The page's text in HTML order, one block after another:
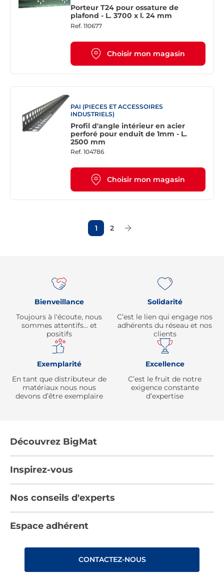
Porteur T24 pour ossature de
plafond - L. 3700 x l. 24 mm
Ref. 110677
Choisir mon magasin
PAI (PIECES ET ACCESSOIRES
INDUSTRIELS)
Profil d'angle intérieur en acier
perforé pour enduit de 1mm - L.
2500 mm
Ref. 104786
Choisir mon magasin
1 2
Bienveillance
Toujours à l'écoute, nous
sommes attentifs… et
positifs
Solidarité
C’est le lien qui engage nos
adhérents du réseau et nos
clients
Exemplarité
En tant que distributeur de
matériaux nous nous
devons d’être exemplaire
Excellence
C’est le fruit de notre
exigence constante
d’expertise
Découvrez BigMat
Devenez adhérent
Les Bâtisseurs du Sport
Déclaration d’accessibilité : non conforme
Inspirez-vous
Nos catalogues
Rencontres
Nos conseils d'experts
Espace adhérent
CONTACTEZ-NOUS